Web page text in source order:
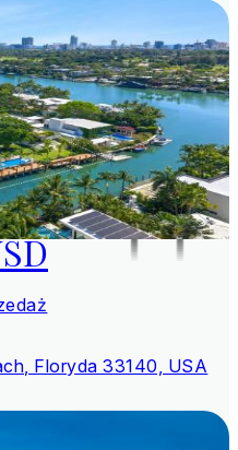
Floryda 33140, USA